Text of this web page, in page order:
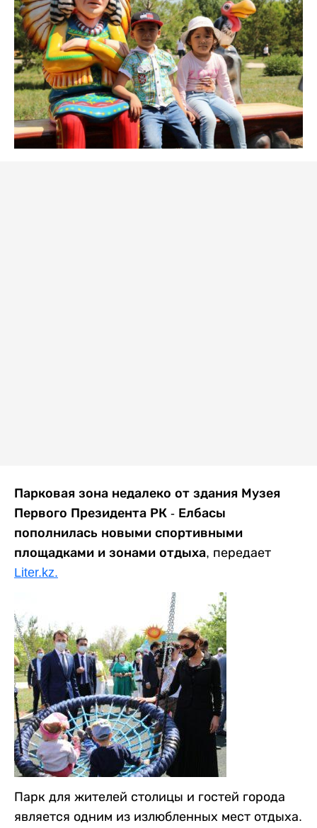
Парковая зона недалеко от здания Музея
Первого Президента РК - Елбасы
пополнилась новыми спортивными
площадками и зонами отдыха, передает
Liter.kz.
Парк для жителей столицы и гостей города
является одним из излюбленных мест отдыха.